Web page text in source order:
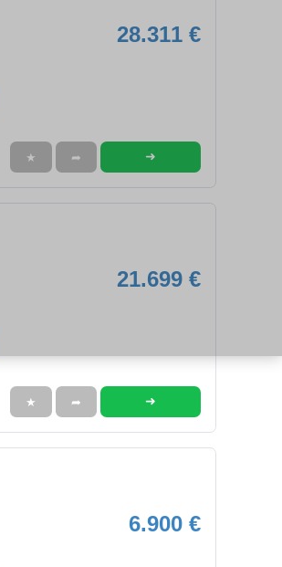
28.311 €
★ ➦ ➜
21.699 €
★ ➦ ➜
6.900 €